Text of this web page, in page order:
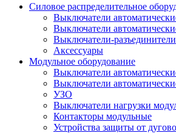
Силовое распределительное
Выключатели
Выключатели
Выключатели-разъединители
Аксессуары
Модульное оборудование
Выключатели
Выключатели
УЗО
Выключатели нагрузки
Контакторы модульные
Устройства защиты от